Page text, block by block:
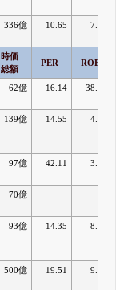
336億 10.65 7.28
時価
総額
PER ROE
62億 16.14 38.62
139億 14.55 4.67
97億 42.11 3.05
70億
93億 14.35 8.16
500億 19.51 9.52